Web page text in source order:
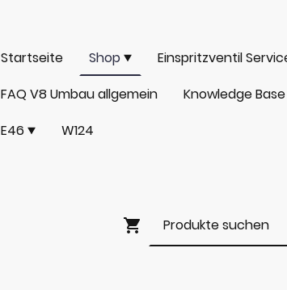
Startseite Shop Einspritzventil
FAQ V8 Umbau allgemein
Knowledge Base
E46
W124